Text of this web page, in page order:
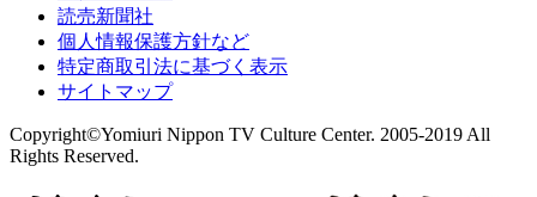
読売新聞社
個人情報保護方針など
特定商取引法に基づく表示
サイトマップ
Copyright©Yomiuri Nippon TV Culture Center. 2005-2019 All
Rights Reserved.